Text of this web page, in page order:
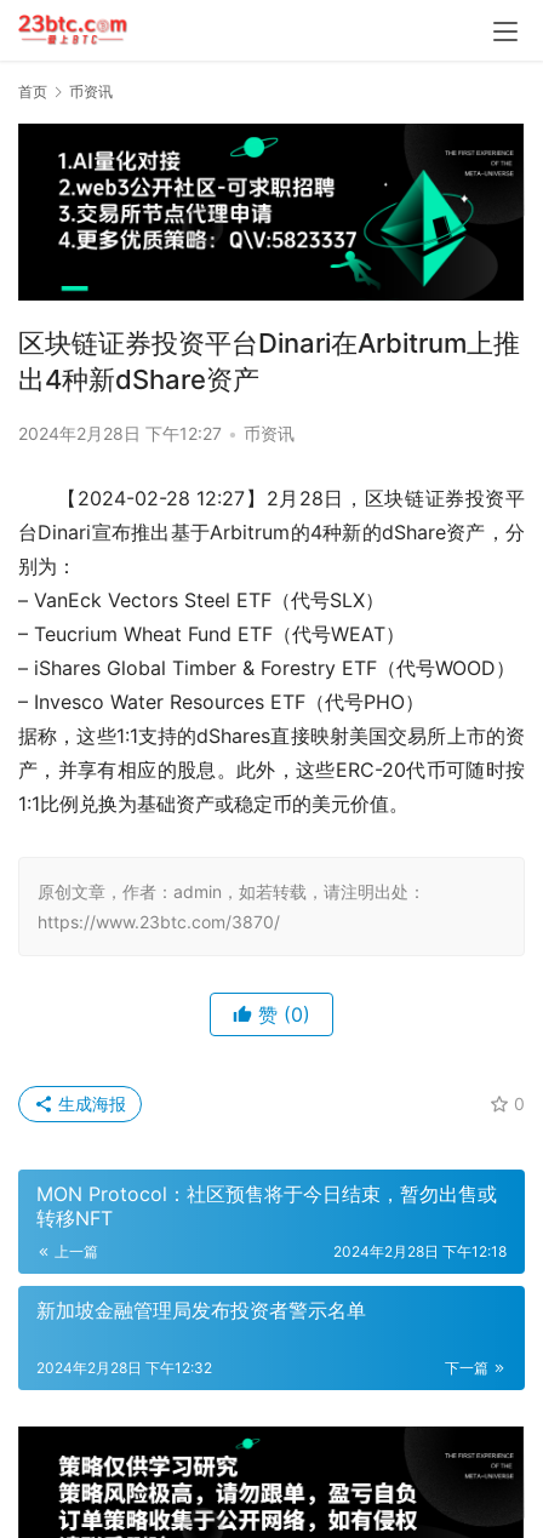
首页 币资讯
区块链证券投资平台Dinari在Arbitrum上推
出4种新dShare资产
2024年2月28日 下午12:27 • 币资讯
【2024-02-28 12:27】2月28日，区块链证券投资平
台Dinari宣布推出基于Arbitrum的4种新的dShare资产，分
别为：
– VanEck Vectors Steel ETF（代号SLX）
– Teucrium Wheat Fund ETF（代号WEAT）
– iShares Global Timber & Forestry ETF（代号WOOD）
– Invesco Water Resources ETF（代号PHO）
据称，这些1:1支持的dShares直接映射美国交易所上市的资
产，并享有相应的股息。此外，这些ERC-20代币可随时按
1:1比例兑换为基础资产或稳定币的美元价值。
原创文章，作者：admin，如若转载，请注明出处：
https://www.23btc.com/3870/
赞 (0)
0
生成海报
MON Protocol：社区预售将于今日结束，暂勿出售或
转移NFT
上一篇 2024年2月28日 下午12:18
新加坡金融管理局发布投资者警示名单
下一篇
2024年2月28日 下午12:32